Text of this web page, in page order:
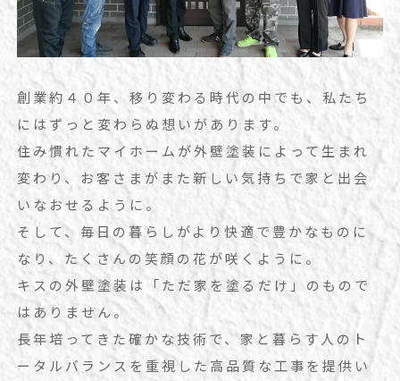
創業約４０年、移り変わる時代の中でも、私たち
にはずっと変わらぬ想いがあります。
住み慣れたマイホームが外壁塗装によって生まれ
変わり、お客さまがまた新しい気持ちで家と出会
いなおせるように。
そして、毎日の暮らしがより快適で豊かなものに
なり、たくさんの笑顔の花が咲くように。
キスの外壁塗装は「ただ家を塗るだけ」のもので
はありません。
長年培ってきた確かな技術で、家と暮らす人のト
ータルバランスを重視した高品質な工事を提供い